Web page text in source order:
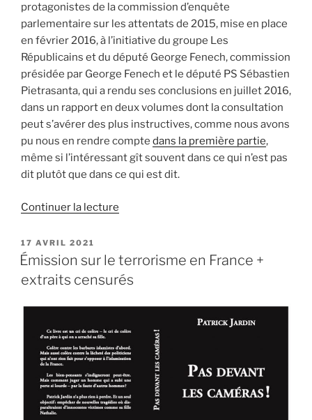
protagonistes de la commission d’enquête
parlementaire sur les attentats de 2015, mise en place
en février 2016, à l’initiative du groupe Les
Républicains et du député George Fenech, commission
présidée par George Fenech et le député PS Sébastien
Pietrasanta, qui a rendu ses conclusions en juillet 2016,
dans un rapport en deux volumes dont la consultation
peut s’avérer des plus instructives, comme nous avons
pu nous en rendre compte dans la première partie,
même si l’intéressant gît souvent dans ce qui n’est pas
dit plutôt que dans ce qui est dit.
Continuer la lecture
l’équation
interdite
attentats
novembre
(2/2) »
PUBLIÉ
LE
17 AVRIL 2021
Émission sur le terrorisme en France +
extraits censurés